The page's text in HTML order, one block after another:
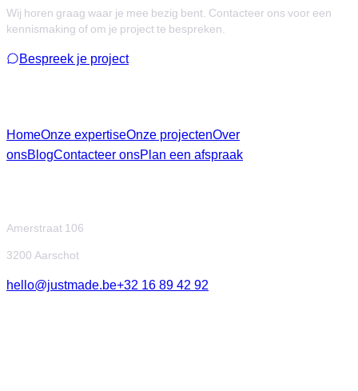
Wij horen graag waar je mee bezig bent. Contacteer ons voor een
kennismaking of om je project te bespreken.
Bespreek je project
HomeOnze expertiseOnze projectenOver
onsBlogContacteer onsPlan een afspraak
Amerstraat 106
3200 Aarschot
hello@justmade.be+32 16 89 42 92